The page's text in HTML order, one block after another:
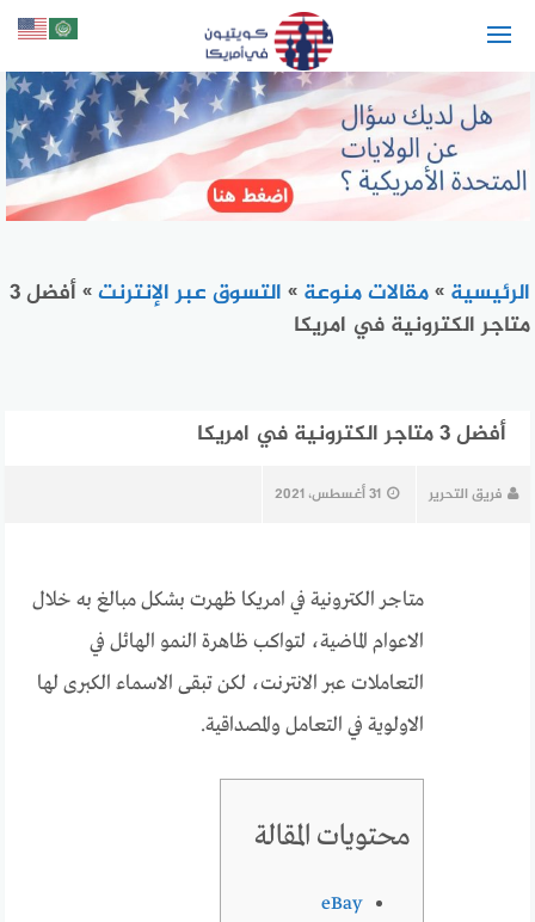
الرئيسية »مقالات منوعة » التسوق عبر الإنترنت»
أفضل 3
متاجر الكترونية في امريكا
أفضل 3 متاجر الكترونية في امريكا
فريق التحرير 31 أغسطس، 2021
متاجر الكترونية في امريكا ظهرت بشكل مبالغ به خلال
الاعوام الماضية، لتواكب ظاهرة النمو الهائل في
التعاملات عبر الانترنت، لكن تبقى الاسماء الكبرى لها
الاولوية في التعامل والمصداقية.
محتويات المقالة
eBay